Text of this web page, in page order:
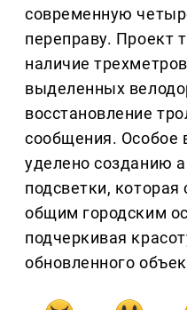
современную
переправу. Проект
наличие
выделенных
восстановление
сообщения. Особое
уделено созданию
подсветки, которая
общим городским
подчеркивая
обновленного